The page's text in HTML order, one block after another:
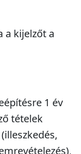
a kijelzőt a
1 év
tételek